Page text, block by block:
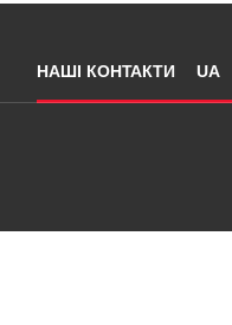
НАШІ КОНТАКТИ UA